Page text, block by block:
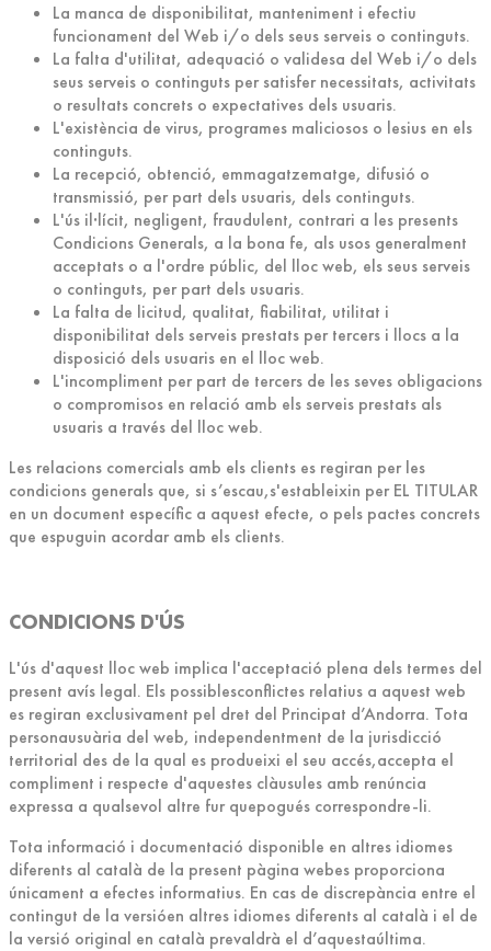
La manca de disponibilitat, manteniment i efectiu
funcionament del Web i/o dels seus serveis o continguts.
La falta d'utilitat, adequació o validesa del Web i/o dels
seus serveis o continguts per satisfer necessitats, activitats
o resultats concrets o expectatives dels usuaris.
L'existència de virus, programes maliciosos o lesius en els
continguts.
La recepció, obtenció, emmagatzematge, difusió o
transmissió, per part dels usuaris, dels continguts.
L'ús il·lícit, negligent, fraudulent, contrari a les presents
Condicions Generals, a la bona fe, als usos generalment
acceptats o a l'ordre públic, del lloc web, els seus serveis
o continguts, per part dels usuaris.
La falta de licitud, qualitat, fiabilitat, utilitat i
disponibilitat dels serveis prestats per tercers i llocs a la
disposició dels usuaris en el lloc web.
L'incompliment per part de tercers de les seves obligacions
o compromisos en relació amb els serveis prestats als
usuaris a través del lloc web.
Les relacions comercials amb els clients es regiran per les
condicions generals que, si s’escau,s'estableixin per EL TITULAR
en un document específic a aquest efecte, o pels pactes concrets
que espuguin acordar amb els clients.
CONDICIONS D'ÚS
L'ús d'aquest lloc web implica l'acceptació plena dels termes del
present avís legal. Els possiblesconflictes relatius a aquest web
es regiran exclusivament pel dret del Principat d’Andorra. Tota
personausuària del web, independentment de la jurisdicció
territorial des de la qual es produeixi el seu accés,accepta el
compliment i respecte d'aquestes clàusules amb renúncia
expressa a qualsevol altre fur quepogués correspondre-li.
Tota informació i documentació disponible en altres idiomes
diferents al català de la present pàgina webes proporciona
únicament a efectes informatius. En cas de discrepància entre el
contingut de la versióen altres idiomes diferents al català i el de
la versió original en català prevaldrà el d’aquestaúltima.